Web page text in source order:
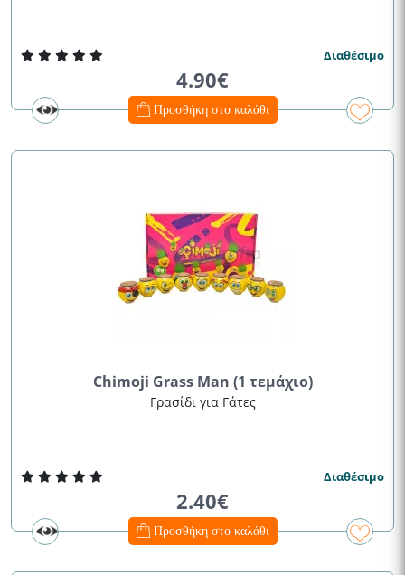
Διαθέσιμο
4.90€
Προσθήκη στο καλάθι
Chimoji Grass Man (1 τεμάχιο)
Γρασίδι για Γάτες
Διαθέσιμο
2.40€
Προσθήκη στο καλάθι